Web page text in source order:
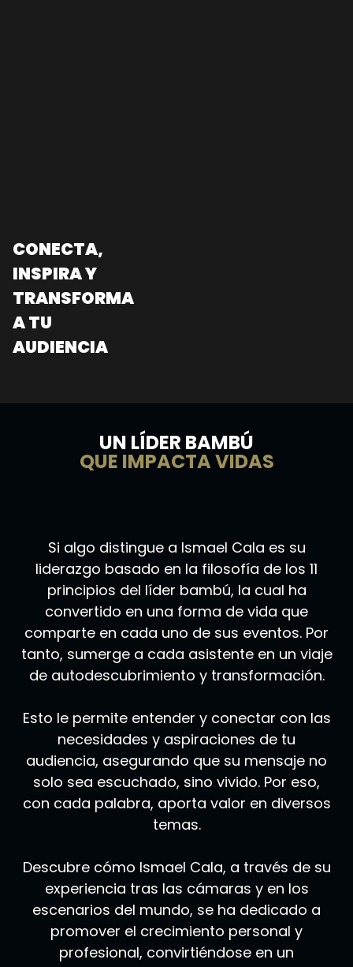
CONECTA,
INSPIRA Y
TRANSFORMA
A TU
AUDIENCIA
UN LÍDER BAMBÚ
QUE IMPACTA VIDAS
Si algo distingue a Ismael Cala es su
liderazgo basado en la filosofía de los 11
principios del líder bambú, la cual ha
convertido en una forma de vida que
comparte en cada uno de sus eventos. Por
tanto, sumerge a cada asistente en un viaje
de autodescubrimiento y transformación.
Esto le permite entender y conectar con las
necesidades y aspiraciones de tu
audiencia, asegurando que su mensaje no
solo sea escuchado, sino vivido. Por eso,
con cada palabra, aporta valor en diversos
temas.
Descubre cómo Ismael Cala, a través de su
experiencia tras las cámaras y en los
escenarios del mundo, se ha dedicado a
promover el crecimiento personal y
profesional, convirtiéndose en un